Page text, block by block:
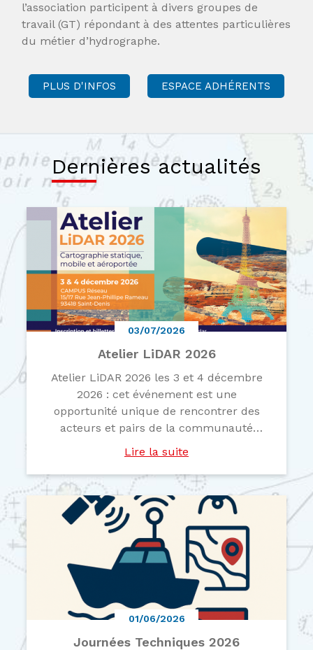
l’association participent à divers groupes de
travail (GT) répondant à des attentes particulières
du métier d’hydrographe.
PLUS D'INFOS ESPACE ADHÉRENTS
Dernières actualités
03/07/2026
Atelier LiDAR 2026
Atelier LiDAR 2026 les 3 et 4 décembre
2026 : cet événement est une
opportunité unique de rencontrer des
acteurs et pairs de la communauté
francophone autour du LiDAR mobile et
aéroporté. Ouverture de l’appel à
communication : Date limite de
soumission le 4 septembre 2026 Plus
d'inform...
Lire la suite
01/06/2026
Journées Techniques 2026